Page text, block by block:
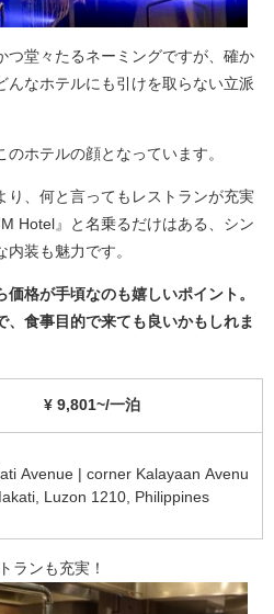
つ堂々たるネーミングですが、確か
んなホテルにも引けを取らない立派
ホテルの顔となっています。
り、何と言ってもレストランが充実
Hotel』と名乗るだけはある、シン
装も魅力です。
格が手頃なのも嬉しいポイント。
、食事目的で来ても良いかもしれま
¥ 9,801~/一泊
Avenue | corner Kalayaan Avenu
Luzon 1210, Philippines
ランも充実！